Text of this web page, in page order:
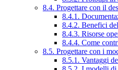
8.4. Progettare con il
8.4.1.
8.4.2. Benefici
8.4.3. Risorse
8.4.4. Come
8.5. Progettare con i
8.5.1. Vantaggi